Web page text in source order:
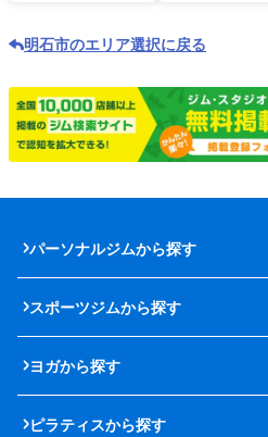
明石市のエリア選択に戻る
パーソナルジムから探す
スポーツジムから探す
ヨガから探す
ピラティスから探す